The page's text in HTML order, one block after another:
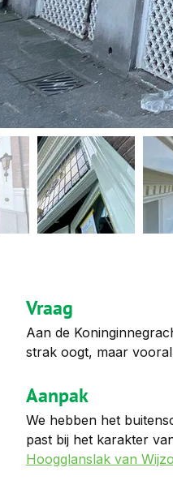
Vraag
Aan de
strak oogt, maar
Aanpak
We hebben het
past bij het karakter
Hoogglanslak van